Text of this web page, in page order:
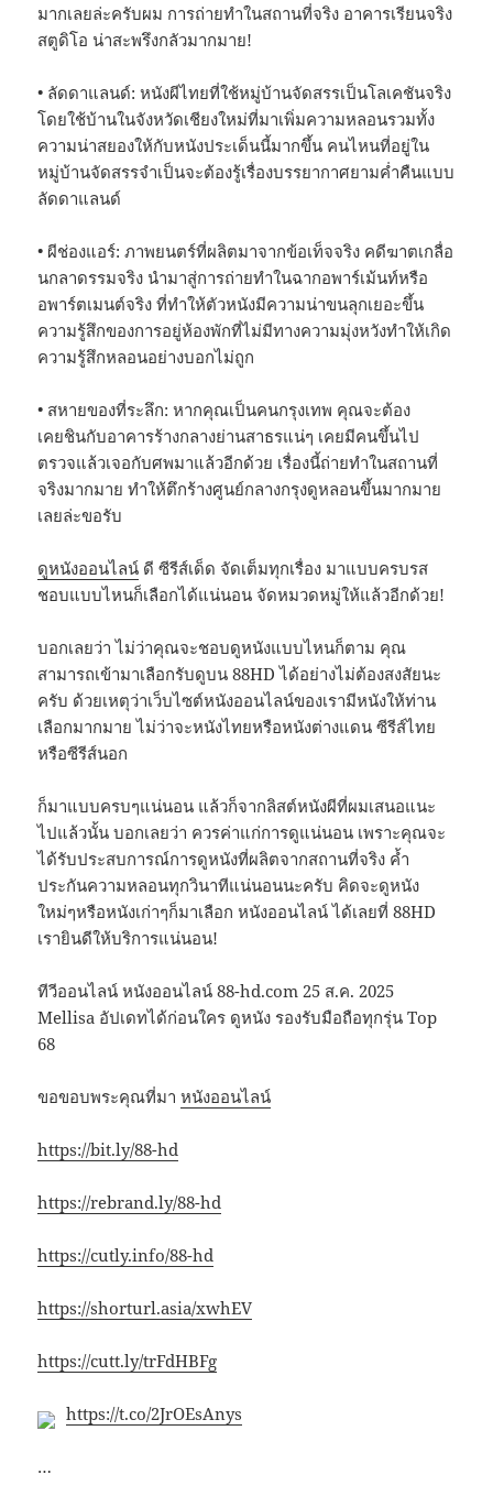
มากเลยล่ะครับผม การถ่ายทำในสถานที่จริง อาคารเรียนจริง
สตูดิโอ น่าสะพรึงกลัวมากมาย!
• ลัดดาแลนด์: หนังผีไทยที่ใช้หมู่บ้านจัดสรรเป็นโลเคชันจริง
โดยใช้บ้านในจังหวัดเชียงใหม่ที่มาเพิ่มความหลอนรวมทั้ง
ความน่าสยองให้กับหนังประเด็นนี้มากขึ้น คนไหนที่อยู่ใน
หมู่บ้านจัดสรรจำเป็นจะต้องรู้เรื่องบรรยากาศยามค่ำคืนแบบ
ลัดดาแลนด์
• ผีช่องแอร์: ภาพยนตร์ที่ผลิตมาจากข้อเท็จจริง คดีฆาตเกลื่อ
นกลาดรรมจริง นำมาสู่การถ่ายทำในฉากอพาร์เม้นท์หรือ
อพาร์ตเมนต์จริง ที่ทำให้ตัวหนังมีความน่าขนลุกเยอะขึ้น
ความรู้สึกของการอยู่ห้องพักที่ไม่มีทางความมุ่งหวังทำให้เกิด
ความรู้สึกหลอนอย่างบอกไม่ถูก
• สหายของที่ระลึก: หากคุณเป็นคนกรุงเทพ คุณจะต้อง
เคยชินกับอาคารร้างกลางย่านสาธรแน่ๆ เคยมีคนขึ้นไป
ตรวจแล้วเจอกับศพมาแล้วอีกด้วย เรื่องนี้ถ่ายทำในสถานที่
จริงมากมาย ทำให้ตึกร้างศูนย์กลางกรุงดูหลอนขึ้นมากมาย
เลยล่ะขอรับ
ดูหนังออนไลน์ ดี ซีรีส์เด็ด จัดเต็มทุกเรื่อง มาแบบครบรส
ชอบแบบไหนก็เลือกได้แน่นอน จัดหมวดหมู่ให้แล้วอีกด้วย!
บอกเลยว่า ไม่ว่าคุณจะชอบดูหนังแบบไหนก็ตาม คุณ
สามารถเข้ามาเลือกรับดูบน 88HD ได้อย่างไม่ต้องสงสัยนะ
ครับ ด้วยเหตุว่าเว็บไซต์หนังออนไลน์ของเรามีหนังให้ท่าน
เลือกมากมาย ไม่ว่าจะหนังไทยหรือหนังต่างแดน ซีรีส์ไทย
หรือซีรีส์นอก
ก็มาแบบครบๆแน่นอน แล้วก็จากลิสต์หนังผีที่ผมเสนอแนะ
ไปแล้วนั้น บอกเลยว่า ควรค่าแก่การดูแน่นอน เพราะคุณจะ
ได้รับประสบการณ์การดูหนังที่ผลิตจากสถานที่จริง ค้ำ
ประกันความหลอนทุกวินาทีแน่นอนนะครับ คิดจะดูหนัง
ใหม่ๆหรือหนังเก่าๆก็มาเลือก หนังออนไลน์ ได้เลยที่ 88HD
เรายินดีให้บริการแน่นอน!
ทีวีออนไลน์ หนังออนไลน์ 88-hd.com 25 ส.ค. 2025
Mellisa อัปเดทได้ก่อนใคร ดูหนัง รองรับมือถือทุกรุ่น Top
68
ขอขอบพระคุณที่มาหนังออนไลน์
https://bit.ly/88-hd
https://rebrand.ly/88-hd
https://cutly.info/88-hd
https://shorturl.asia/xwhEV
https://cutt.ly/trFdHBFg
https://t.co/2JrOEsAnys
…